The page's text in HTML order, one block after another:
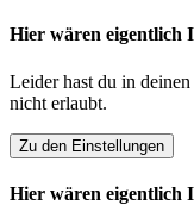
Hier wären eigentlich
Leider hast du in
nicht erlaubt.
Zu den Einstellungen
Hier wären eigentlich